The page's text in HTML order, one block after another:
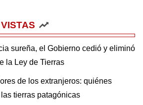
sureña, el Gobierno cedió y eliminó
la Ley de Tierras
de los extranjeros: quiénes
tierras patagónicas